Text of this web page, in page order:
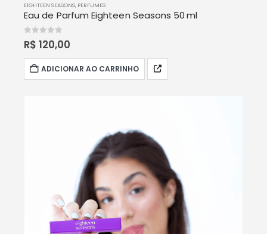
EIGHTEEN SEASONS, PERFUMES
Eau de Parfum Eighteen Seasons 50 ml
out of 5
R$ 120,00
ADICIONAR AO CARRINHO